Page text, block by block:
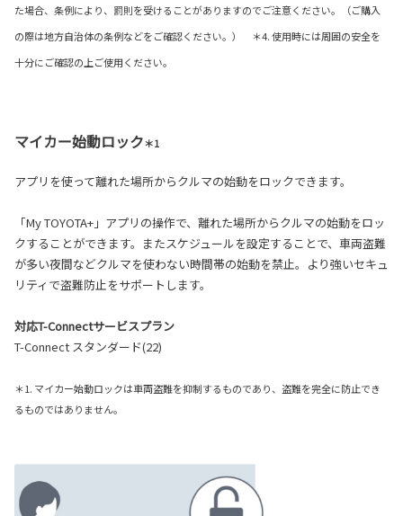
た場合、条例により、罰則を受けることがありますのでご注意ください。（ご購入
の際は地方自治体の条例などをご確認ください。） ＊4. 使用時には周囲の安全を
十分にご確認の上ご使用ください。
マイカー始動ロック＊1
アプリを使って離れた場所からクルマの始動をロックできます。
「My TOYOTA+」アプリの操作で、離れた場所からクルマの始動をロッ
クすることができます。またスケジュールを設定することで、車両盗難
が多い夜間などクルマを使わない時間帯の始動を禁止。より強いセキュ
リティで盗難防止をサポートします。
対応T-Connectサービスプラン
T-Connect スタンダード(22)
＊1. マイカー始動ロックは車両盗難を抑制するものであり、盗難を完全に防止でき
るものではありません。